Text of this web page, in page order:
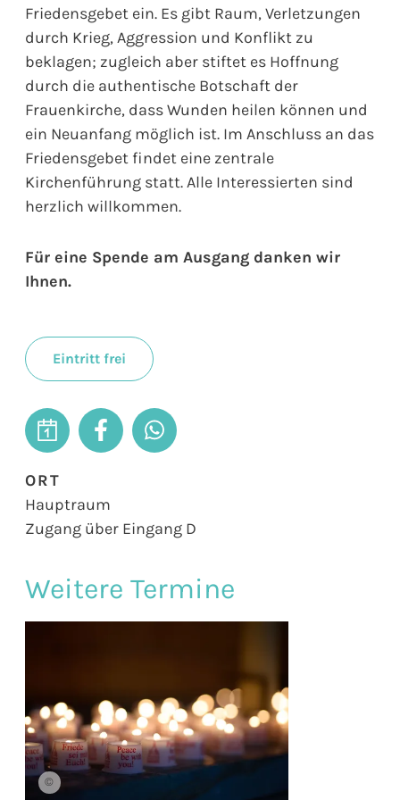
Friedensgebet ein. Es gibt Raum, Verletzungen
durch Krieg, Aggression und Konflikt zu
beklagen; zugleich aber stiftet es Hoffnung
durch die authentische Botschaft der
Frauenkirche, dass Wunden heilen können und
ein Neuanfang möglich ist. Im Anschluss an das
Friedensgebet findet eine zentrale
Kirchenführung statt. Alle Interessierten sind
herzlich willkommen.
Für eine Spende am Ausgang danken wir
Ihnen.
Eintritt frei
ORT
Hauptraum
Zugang über Eingang D
Weitere Termine
©